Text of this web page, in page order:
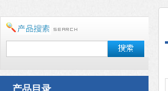
产品目录